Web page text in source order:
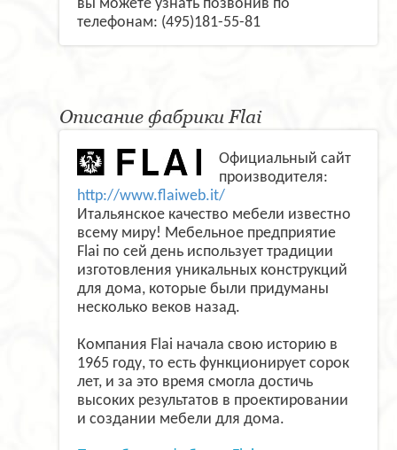
вы можете узнать позвонив по
телефонам: (495)181-55-81
Описание фабрики Flai
Официальный сайт
производителя:
http://www.flaiweb.it/
Итальянское качество мебели известно
всему миру! Мебельное предприятие
Flai по сей день использует традиции
изготовления уникальных конструкций
для дома, которые были придуманы
несколько веков назад.
Компания Flai начала свою историю в
1965 году, то есть функционирует сорок
лет, и за это время смогла достичь
высоких результатов в проектировании
и создании мебели для дома.